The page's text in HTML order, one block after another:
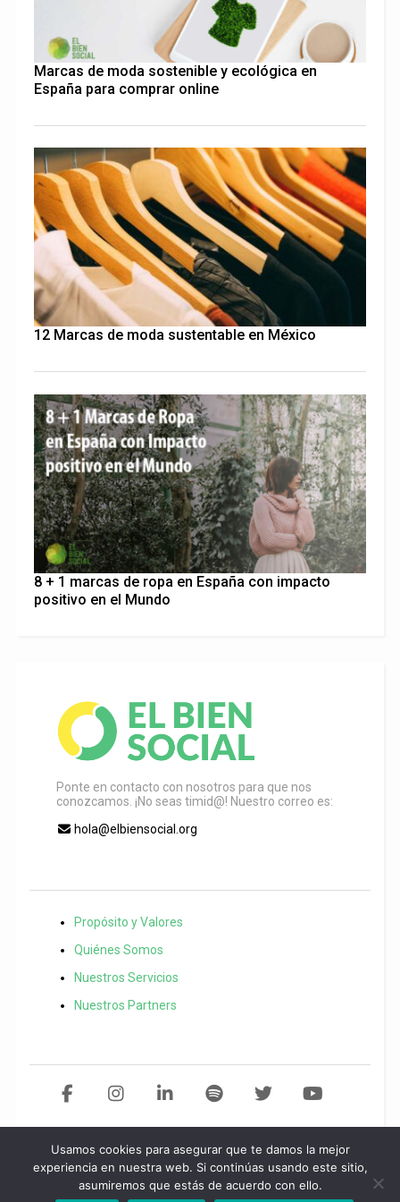
Marcas de moda sostenible y ecológica en
España para comprar online
12 Marcas de moda sustentable en México
8 + 1 marcas de ropa en España con impacto
positivo en el Mundo
Ponte en contacto con nosotros para que nos
conozcamos. ¡No seas timid@! Nuestro correo es:
hola@elbiensocial.org
Propósito y Valores
Quiénes Somos
Nuestros Servicios
Nuestros Partners
Copyright 2021 El Bien Social. Todos los derechos reservadosDesarollo
Startidea.Política de privacidad/ Aviso legal/Política de
Usamos cookies para asegurar que te damos la mejor
experiencia en nuestra web. Si continúas usando este sitio,
asumiremos que estás de acuerdo con ello.